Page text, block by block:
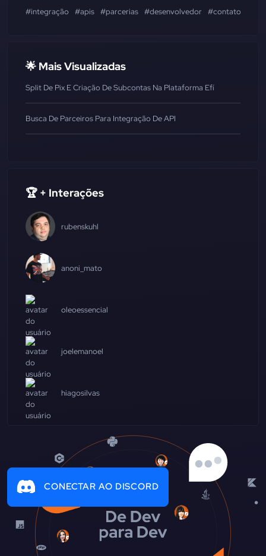
#integração #apis #parcerias #desenvolvedor #contato
🌟 Mais Visualizadas
Split De Pix E Criação De Subcontas Na Plataforma Efí
Busca De Parceiros Para Integração De API
🏆 + Interações
rubenskuhl
anoni_mato
oleoessencial
joelemanoel
hiagosilvas
CONECTAR AO DISCORD